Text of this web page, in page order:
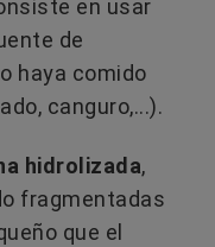
en usar
de
haya comido
canguro,...).
hidrolizada,
fragmentadas
que el